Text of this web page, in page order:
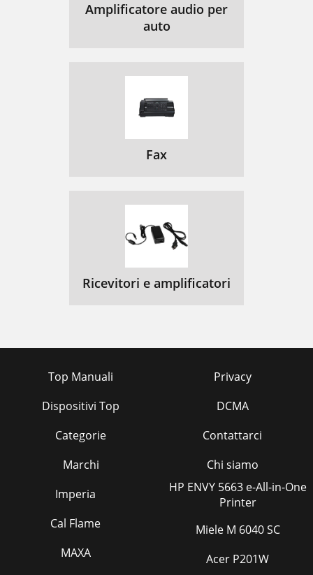
Amplificatore audio per
auto
Fax
Ricevitori e amplificatori
Top Manuali
Dispositivi Top
Categorie
Marchi
Privacy
DCMA
Contattarci
Chi siamo
Imperia
Cal Flame
MAXA
HP ENVY 5663 e-All-in-One
Printer
Miele M 6040 SC
Acer P201W